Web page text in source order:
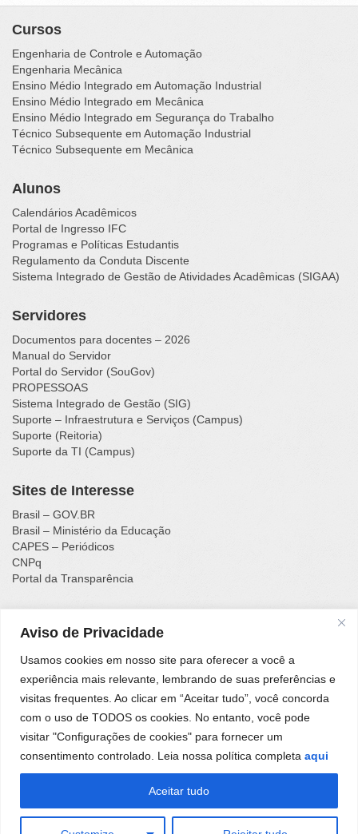
Aviso de Privacidade
Usamos cookies em nosso site para oferecer a você a
experiência mais relevante, lembrando de suas preferências e
visitas frequentes. Ao clicar em “Aceitar tudo”, você concorda
com o uso de TODOS os cookies. No entanto, você pode
visitar "Configurações de cookies" para fornecer um
consentimento controlado. Leia nossa política completa aqui
Aceitar tudo
Cursos
Engenharia de Controle e Automação
Engenharia Mecânica
Ensino Médio Integrado em Automação Industrial
Ensino Médio Integrado em Mecânica
Ensino Médio Integrado em Segurança do Trabalho
Técnico Subsequente em Automação Industrial
Técnico Subsequente em Mecânica
Alunos
Calendários Acadêmicos
Portal de Ingresso IFC
Programas e Políticas Estudantis
Regulamento da Conduta Discente
Sistema Integrado de Gestão de Atividades Acadêmicas (SIGAA)
Servidores
Documentos para docentes – 2026
Manual do Servidor
Portal do Servidor (SouGov)
PROPESSOAS
Sistema Integrado de Gestão (SIG)
Suporte – Infraestrutura e Serviços (Campus)
Suporte (Reitoria)
Suporte da TI (Campus)
Sites de Interesse
Brasil – GOV.BR
Brasil – Ministério da Educação
CAPES – Periódicos
CNPq
Portal da Transparência
Instituto Federal de Educação, Ciência e Tecnologia
Catarinense - Campus Luzerna
Rua Vigário Frei João, nº 550, Centro - Luzerna - SC - CEP
89609-000 - Fone (49) 3523-4300
Portal desenvolvido na Fábrica de Software
do IFC